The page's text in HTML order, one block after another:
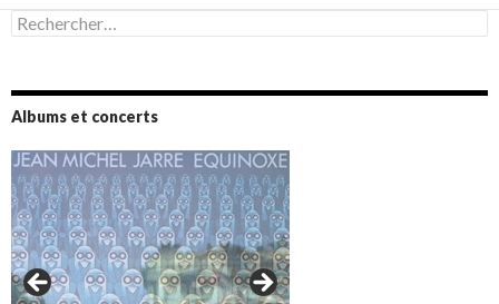
Rechercher :
Albums et concerts